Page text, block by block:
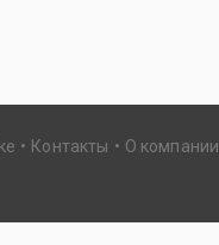
Контакты О компании